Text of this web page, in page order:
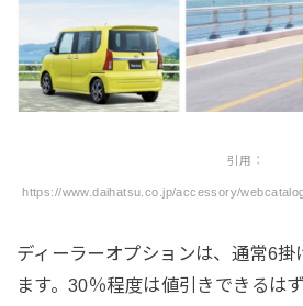
引用：
https://www.daihatsu.co.jp/accessory/
ディーラーオプションは、通常6掛
ます。30％程度は値引きできるは